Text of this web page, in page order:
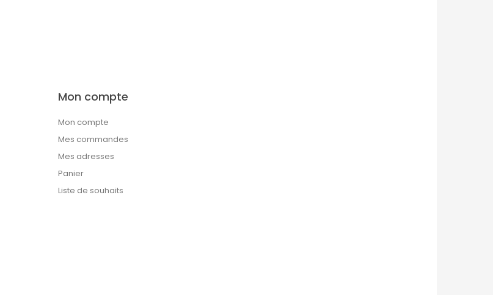
Mon compte
Mon compte
Mes commandes
Mes adresses
Panier
Liste de souhaits